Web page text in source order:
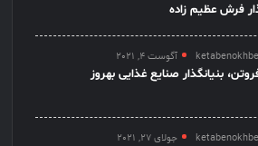
فرش عظیم زاده
آگوست 4, 2021
بنیانگذار صنایع غذایی بهروز
جولای 27, 2021